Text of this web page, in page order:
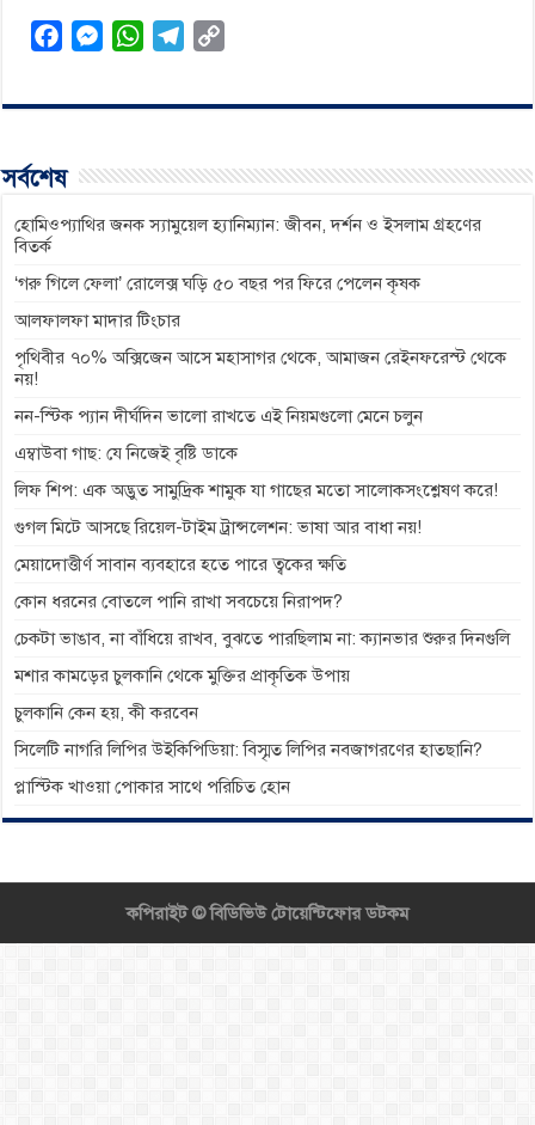
c
o
o
M
s
g
r
W
a
p
l
a
p
n
সর্বশেষ
হোমিওপ্যাথির জনক স্যামুয়েল হ্যানিম্যান: জীবন, দর্শন ও ইসলাম গ্রহণের
বিতর্ক
‘গরু গিলে ফেলা’ রোলেক্স ঘড়ি ৫০ বছর পর ফিরে পেলেন কৃষক
আলফালফা মাদার টিংচার
পৃথিবীর ৭০% অক্সিজেন আসে মহাসাগর থেকে, আমাজন রেইনফরেস্ট থেকে
নয়!
নন-স্টিক প্যান দীর্ঘদিন ভালো রাখতে এই নিয়মগুলো মেনে চলুন
এম্বাউবা গাছ: যে নিজেই বৃষ্টি ডাকে
লিফ শিপ: এক অদ্ভুত সামুদ্রিক শামুক যা গাছের মতো সালোকসংশ্লেষণ করে!
গুগল মিটে আসছে রিয়েল-টাইম ট্রান্সলেশন: ভাষা আর বাধা নয়!
মেয়াদোত্তীর্ণ সাবান ব্যবহারে হতে পারে ত্বকের ক্ষতি
কোন ধরনের বোতলে পানি রাখা সবচেয়ে নিরাপদ?
চেকটা ভাঙাব, না বাঁধিয়ে রাখব, বুঝতে পারছিলাম না: ক্যানভার শুরুর দিনগুলি
মশার কামড়ের চুলকানি থেকে মুক্তির প্রাকৃতিক উপায়
চুলকানি কেন হয়, কী করবেন
সিলেটি নাগরি লিপির উইকিপিডিয়া: বিস্মৃত লিপির নবজাগরণের হাতছানি?
প্লাস্টিক খাওয়া পোকার সাথে পরিচিত হোন
কপিরাইট ©বিডিভিউ টোয়েন্টিফোর ডটকম